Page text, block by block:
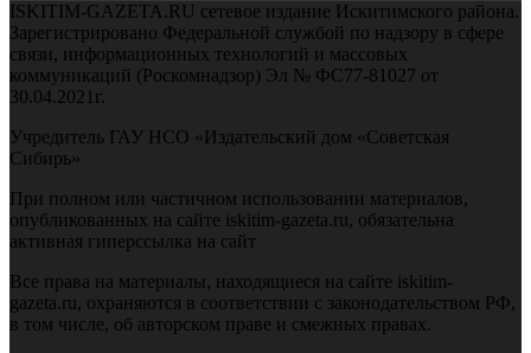
ISKITIM-GAZETA.RU сетевое издание Искитимского района.
Зарегистрировано Федеральной службой по надзору в сфере
связи, информационных технологий и массовых
коммуникаций (Роскомнадзор) Эл № ФС77-81027 от
30.04.2021г.
Учредитель ГАУ НСО «Издательский дом «Советская
Сибирь»
При полном или частичном использовании материалов,
опубликованных на сайте iskitim-gazeta.ru, обязательна
активная гиперссылка на сайт
Все права на материалы, находящиеся на сайте iskitim-
gazeta.ru, охраняются в соответствии с законодательством РФ,
в том числе, об авторском праве и смежных правах.